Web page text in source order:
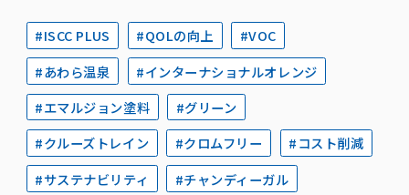
#ISCC PLUS #QOLの向上
#VOC
#あわら温泉
#インターナショナルオレンジ
#エマルジョン塗料
#グリーン
#クルーズトレイン
#クロムフリー
#コスト削減
#サステナビリティ
#チャンディーガル